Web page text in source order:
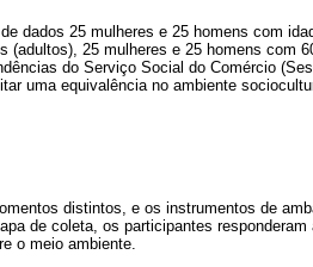
dados 25 mulheres e 25 homens com
(adultos), 25 mulheres e 25 homens com
do Serviço Social do Comércio
uma equivalência no ambiente
distintos, e os instrumentos de
de coleta, os participantes
o meio ambiente.